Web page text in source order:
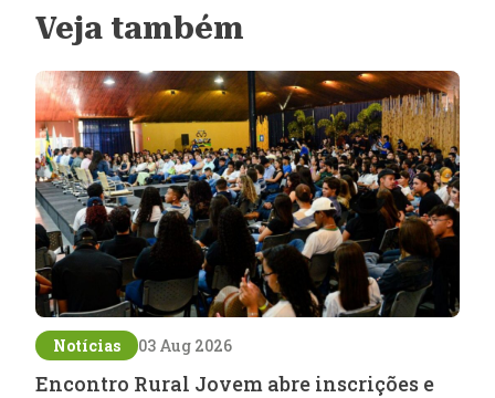
Veja também
Notícias 03 Aug 2026
Encontro Rural Jovem abre inscrições e